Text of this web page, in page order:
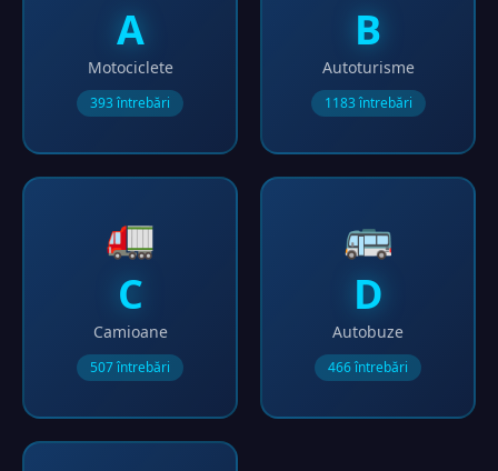
A
Motociclete
393 întrebări
B
Autoturisme
1183 întrebări
🚛
C
Camioane
507 întrebări
🚌
D
Autobuze
466 întrebări